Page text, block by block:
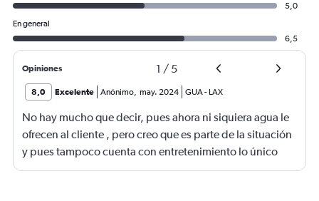
5,0
En general
6,5
Opiniones 1 / 5
8,0 Excelente Anónimo, may. 2024 GUA- LAX
No hay mucho que decir, pues ahora ni siquiera agua le
ofrecen al cliente , pero creo que es parte de la situación
y pues tampoco cuenta con entretenimiento lo único
que complementa es ver limpio el avión y la tripulación